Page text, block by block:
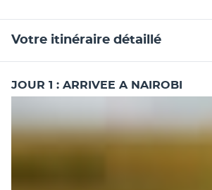
Votre itinéraire détaillé
JOUR 1 : ARRIVEE A NAIROBI